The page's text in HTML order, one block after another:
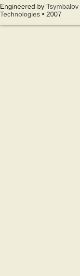
Engineered by Tsymbalov
Technologies • 2007